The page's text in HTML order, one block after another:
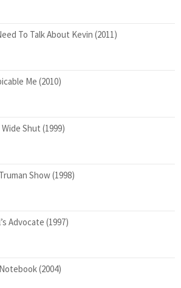
To Talk About Kevin (2011)
Me (2010)
Wide Shut (1999)
Show (1998)
Advocate (1997)
(2004)